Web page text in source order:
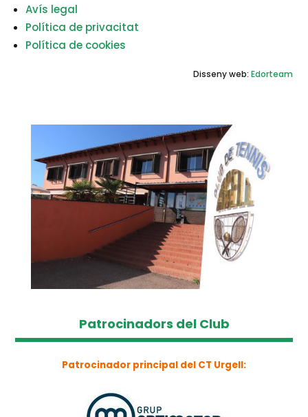
Avís legal
Política de privacitat
Política de cookies
Disseny web: Edorteam
Patrocinadors del Club
Patrocinador principal del CT Urgell: